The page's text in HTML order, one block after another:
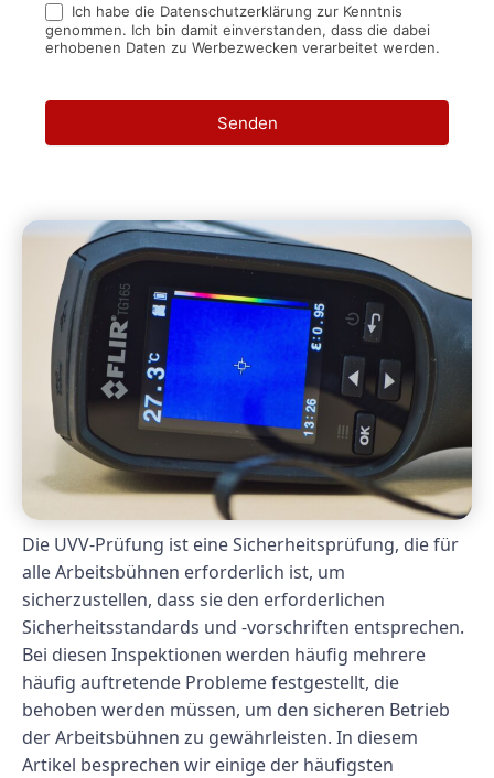
Ich habe die Datenschutzerklärung zur Kenntnis
genommen. Ich bin damit einverstanden, dass die dabei
erhobenen Daten zu Werbezwecken verarbeitet werden.
Senden
Die UVV-Prüfung ist eine Sicherheitsprüfung, die für
alle Arbeitsbühnen erforderlich ist, um
sicherzustellen, dass sie den erforderlichen
Sicherheitsstandards und -vorschriften entsprechen.
Bei diesen Inspektionen werden häufig mehrere
häufig auftretende Probleme festgestellt, die
behoben werden müssen, um den sicheren Betrieb
der Arbeitsbühnen zu gewährleisten. In diesem
Artikel besprechen wir einige der häufigsten